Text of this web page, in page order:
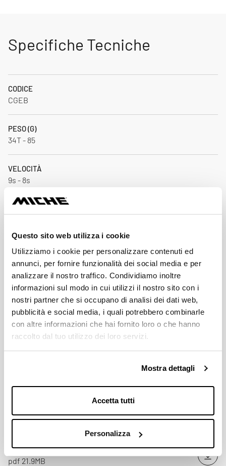
Questo sito web utilizza i cookie
Utilizziamo i cookie per personalizzare contenuti ed
annunci, per fornire funzionalità dei social media e per
analizzare il nostro traffico. Condividiamo inoltre
informazioni sul modo in cui utilizzi il nostro sito con i
nostri partner che si occupano di analisi dei dati web,
pubblicità e social media, i quali potrebbero combinarle
con altre informazioni che hai fornito loro o che hanno
raccolto dal tuo utilizzo dei loro servizi.
Mostra dettagli
Accetta tutti
Personalizza
Specifiche Tecniche
CODICE
CGEB
PESO (G)
34T - 85
VELOCITÀ
9s - 8s
BCD
104 / 4 holes
COMPATIBILITÀ GUARNITURE MICHE
City con paracatena
DENTATURE DISPONIBILI
34 - 38
pdf 2.8MB
Catalogo Miche 2026
pdf 21.9MB